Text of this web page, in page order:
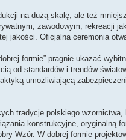
na dużą skalę, ale też
zawodowym, rekreacji
jakości. Oficjalna ceremonia
formie” pragnie ukazać
od standardów i trendów
umożliwiającą
tradycje polskiego
konstrukcyjne, oryginalną
Wzór. W dobrej formie